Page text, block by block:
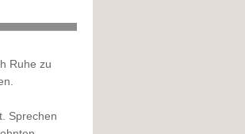
Ruhe zu
Sprechen